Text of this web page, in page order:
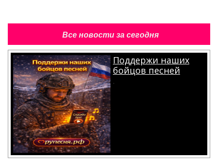
Все новости за сегодня
Поддержи наших
бойцов песней
.